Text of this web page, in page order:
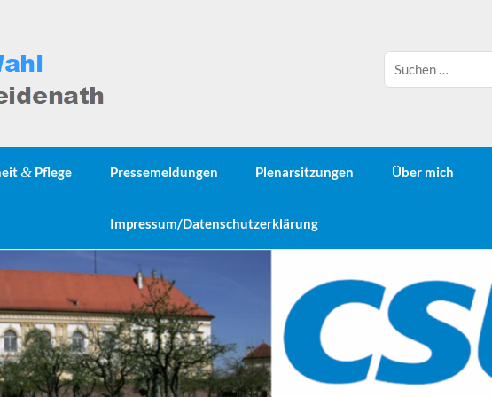
& Pflege Pressemeldungen Plenarsitzungen Über mich
Impressum/Datenschutzerklärung